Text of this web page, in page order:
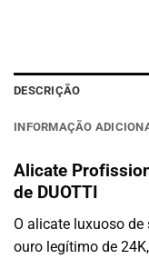
DESCRIÇÃO
INFORMAÇÃO
Alicate
de DUOTTI
O alicate luxuoso de
ouro legítimo de